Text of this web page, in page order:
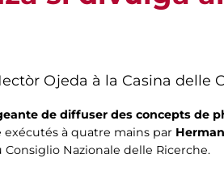
Ojeda à la Casina delle
de diffuser des concepts de
à quatre mains par
Nazionale delle Ricerche.